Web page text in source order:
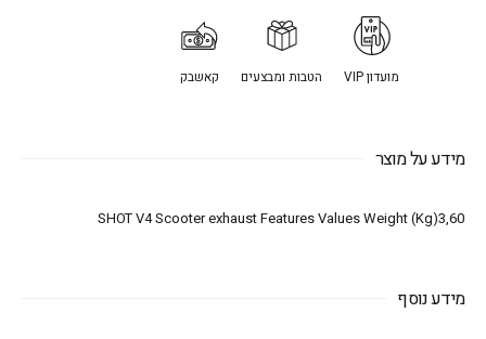
מועדון VIP הטבות ומבצעים קאשבק
מידע על מוצר
SHOT V4 Scooter exhaust Features Values Weight (Kg)3,60
מידע נוסף